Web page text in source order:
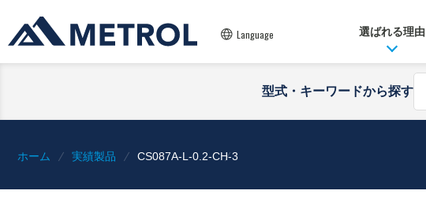
Language 選ばれる理由
型式・キーワードから探す
ホーム 実績製品 CS087A-L-0.2-CH-3